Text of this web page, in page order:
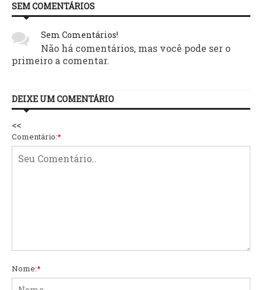
SEM COMENTÁRIOS
Sem Comentários!
Não há comentários, mas você pode ser o
primeiro a comentar.
DEIXE UM COMENTÁRIO
<<
Comentário:*
Nome:*